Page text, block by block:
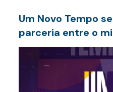
Um Novo Tempo
parceria entre o